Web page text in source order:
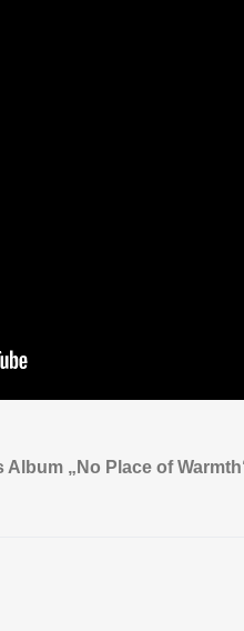
Album „No Place of